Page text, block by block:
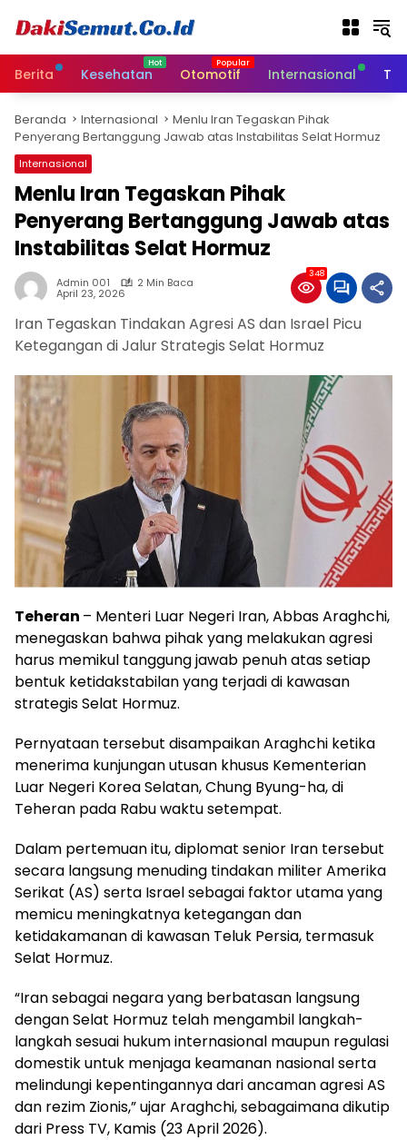
Berita Kesehatan Otomotif Internasional
Beranda Internasional
Menlu Iran Tegaskan Pihak
Penyerang Bertanggung Jawab atas Instabilitas Selat Hormuz
Internasional
Menlu Iran Tegaskan Pihak
Penyerang Bertanggung Jawab atas
Instabilitas Selat Hormuz
Admin 001 2 Min Baca
April 23, 2026
348
Iran Tegaskan Tindakan Agresi AS dan Israel Picu
Ketegangan di Jalur Strategis Selat Hormuz
Teheran – Menteri Luar Negeri Iran, Abbas Araghchi,
menegaskan bahwa pihak yang melakukan agresi
harus memikul tanggung jawab penuh atas setiap
bentuk ketidakstabilan yang terjadi di kawasan
strategis Selat Hormuz.
Pernyataan tersebut disampaikan Araghchi ketika
menerima kunjungan utusan khusus Kementerian
Luar Negeri Korea Selatan, Chung Byung-ha, di
Teheran pada Rabu waktu setempat.
Dalam pertemuan itu, diplomat senior Iran tersebut
secara langsung menuding tindakan militer Amerika
Serikat (AS) serta Israel sebagai faktor utama yang
memicu meningkatnya ketegangan dan
ketidakamanan di kawasan Teluk Persia, termasuk
Selat Hormuz.
“Iran sebagai negara yang berbatasan langsung
dengan Selat Hormuz telah mengambil langkah-
langkah sesuai hukum internasional maupun regulasi
domestik untuk menjaga keamanan nasional serta
melindungi kepentingannya dari ancaman agresi AS
dan rezim Zionis,” ujar Araghchi, sebagaimana dikutip
dari Press TV, Kamis (23 April 2026).